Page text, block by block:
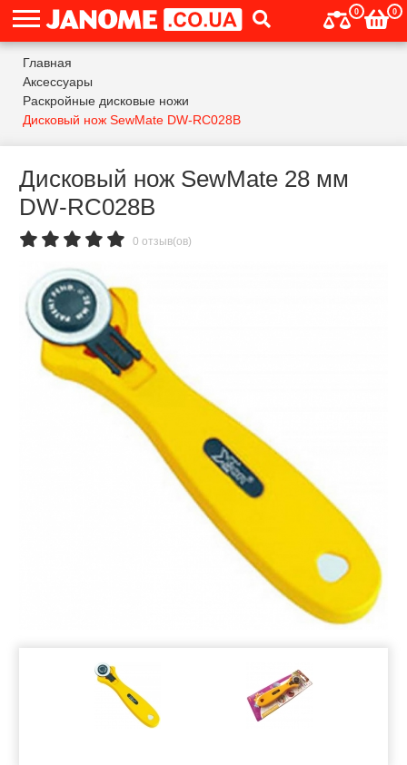
0 0
Главная
Аксессуары
Раскройные дисковые ножи
Дисковый нож SewMate DW-RC028B
Дисковый нож SewMate 28 мм
DW-RC028B
0 отзыв(ов)